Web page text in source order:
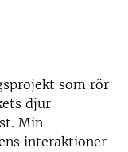
som rör
djur
Min
interaktioner